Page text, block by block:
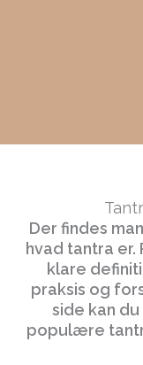
Der findes
hvad tantra er.
klare
praksis og
side kan
populære